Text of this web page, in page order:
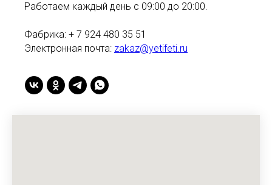
Работаем каждый день с 09:00 до 20:00.
Фабрика: + 7 924 480 35 51
Электронная почта: zakaz@yetifeti.ru